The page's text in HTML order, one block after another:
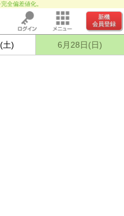
全偏差値化。
新機
会員登録
土) 6月28日(日)